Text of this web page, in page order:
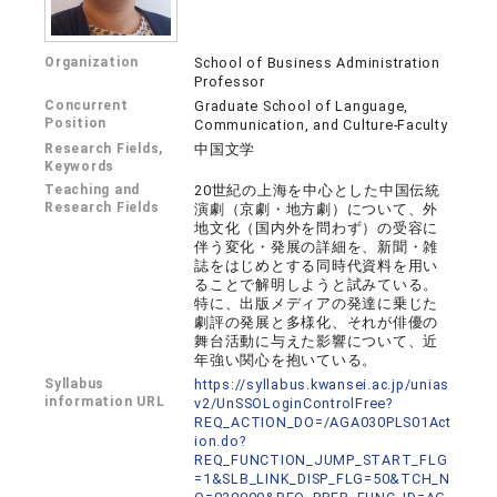
Organization
School of Business Administration
Professor
Concurrent
Position
Graduate School of Language,
Communication, and Culture-Faculty
Research Fields,
Keywords
中国文学
Teaching and
Research Fields
20世紀の上海を中心とした中国伝統
演劇（京劇・地方劇）について、外
地文化（国内外を問わず）の受容に
伴う変化・発展の詳細を、新聞・雑
誌をはじめとする同時代資料を用い
ることで解明しようと試みている。
特に、出版メディアの発達に乗じた
劇評の発展と多様化、それが俳優の
舞台活動に与えた影響について、近
年強い関心を抱いている。
Syllabus
information URL
https://syllabus.kwansei.ac.jp/unias
v2/UnSSOLoginControlFree?
REQ_ACTION_DO=/AGA030PLS01Act
ion.do?
REQ_FUNCTION_JUMP_START_FLG
=1&SLB_LINK_DISP_FLG=50&TCH_N